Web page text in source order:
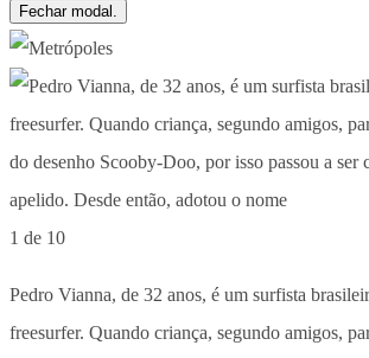
Fechar modal.
1 de 10
Pedro Vianna, de 32 anos, é um surfista
freesurfer. Quando criança, segundo amigos,